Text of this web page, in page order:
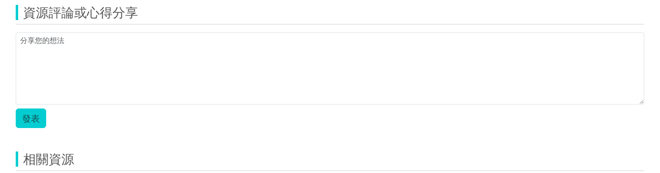
資源評論或心得分享
發表
相關資源